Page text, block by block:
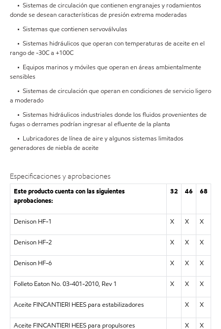
• Sistemas de circulación que contienen engranajes y rodamientos
donde se desean características de presión extrema moderadas
• Sistemas que contienen servoválvulas
• Sistemas hidráulicos que operan con temperaturas de aceite en el
rango de -30C a +100C
• Equipos marinos y móviles que operan en áreas ambientalmente
sensibles
• Sistemas de circulación que operan en condiciones de servicio ligero
a moderado
• Sistemas hidráulicos industriales donde los fluidos provenientes de
fugas o derrames podrían ingresar al efluente de la planta
• Lubricadores de línea de aire y algunos sistemas limitados
generadores de niebla de aceite
Especificaciones y aprobaciones
Este producto cuenta con las siguientes
aprobaciones:
32 46 68
Denison HF-1 X X X
Denison HF-2 X X X
Denison HF-6 X X X
Folleto Eaton No. 03-401-2010, Rev 1 X X X
Aceite FINCANTIERI HEES para estabilizadores X X
Aceite FINCANTIERI HEES para propulsores X X